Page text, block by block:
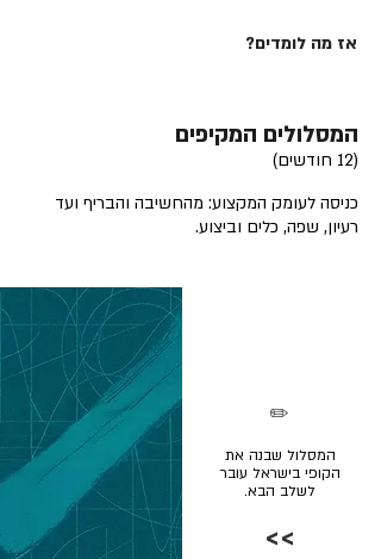
אז מה לומדים?
המסלולים המקיפים
(12 חודשים)
כניסה לעומק המקצוע: מהחשיבה והבריף ועד
רעיון, שפה, כלים וביצוע.
המסלול שבנה את
הקופי בישראל עובר
לשלב הבא.
✏️
>>